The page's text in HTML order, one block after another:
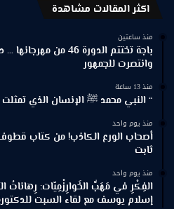
اكثر المقالات مشاهدة
منذ ساعتين
باجة تختتم الدورة 46
وانتصرت للجمهور
منذ 13 ساعة
“ النبي محمد ﷺ الإنسان الذي
منذ يوم واحد
أصحاب الورع الكاذب! من كتاب
ثابت
منذ يوم واحد
الفِكْرِ في مَهَبِّ الخَوارِزْمِيّات: رِهاناتُ
إسلام يوسف مع لقاء السبت